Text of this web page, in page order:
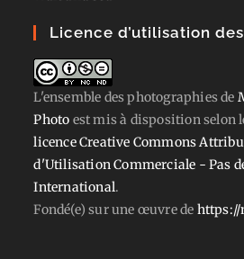
Licence d’utilisation
L'ensemble des photographiesde
Photo est mis à disposition selon
licence Creative Commons
d'Utilisation Commerciale - Pas
International.
Fondé(e) sur une œuvre de